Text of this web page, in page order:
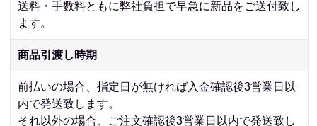
送料・手数料ともに弊社負担で早急に新品をご送付致し
ます。
商品引渡し時期
前払いの場合、指定日が無ければ入金確認後3営業日以
内で発送致します。
それ以外の場合、ご注文確認後3営業日以内で発送致し